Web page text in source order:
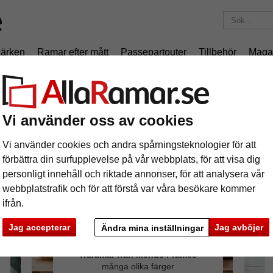
Vi använder oss av cookies
Vi använder cookies och andra spårningsteknologier för att
förbättra din surfupplevelse på vår webbplats, för att visa dig
personligt innehåll och riktade annonser, för att analysera vår
webbplatstrafik och för att förstå var våra besökare kommer
ifrån.
Jag accepterar Jag avböjer
Ändra mina inställningar
Ramar efter mått Passepartouter Tillbehör
Träramar från Mende Frames
många olika färger